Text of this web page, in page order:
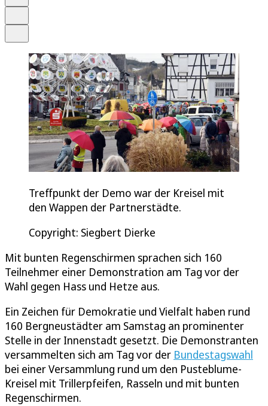
Treffpunkt der Demo war der Kreisel mit
den Wappen der Partnerstädte.
Copyright: Siegbert Dierke
Mit bunten Regenschirmen sprachen sich 160
Teilnehmer einer Demonstration am Tag vor der
Wahl gegen Hass und Hetze aus.
Ein Zeichen für Demokratie und Vielfalt haben rund
160 Bergneustädter am Samstag an prominenter
Stelle in der Innenstadt gesetzt. Die Demonstranten
versammelten sich am Tag vor der Bundestagswahl
bei einer Versammlung rund um den Pusteblume-
Kreisel mit Trillerpfeifen, Rasseln und mit bunten
Regenschirmen.